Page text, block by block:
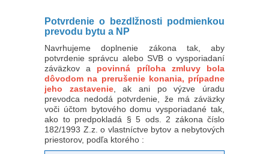
Potvrdenie o bezdlžnosti podmienkou
prevodu bytu a NP
Navrhujeme doplnenie zákona tak, aby
potvrdenie správcu alebo SVB o vysporiadaní
záväzkov a povinná príloha zmluvy bola
dôvodom na prerušenie konania, prípadne
jeho zastavenie, ak ani po výzve úradu
prevodca nedodá potvrdenie, že má záväzky
voči účtom bytového domu vysporiadané tak,
ako to predpokladá § 5 ods. 2 zákona číslo
182/1993 Z.z. o vlastníctve bytov a nebytových
priestorov, podľa ktorého :